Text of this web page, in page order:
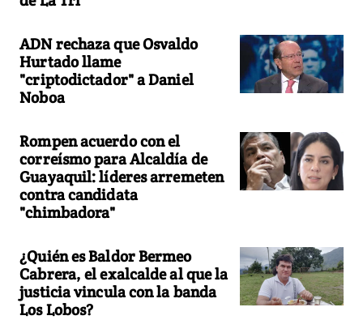
ADN rechaza que Osvaldo
Hurtado llame
"criptodictador" a Daniel
Noboa
Rompen acuerdo con el
correísmo para Alcaldía de
Guayaquil: líderes arremeten
contra candidata
"chimbadora"
¿Quién es Baldor Bermeo
Cabrera, el exalcalde al que la
justicia vincula con la banda
Los Lobos?